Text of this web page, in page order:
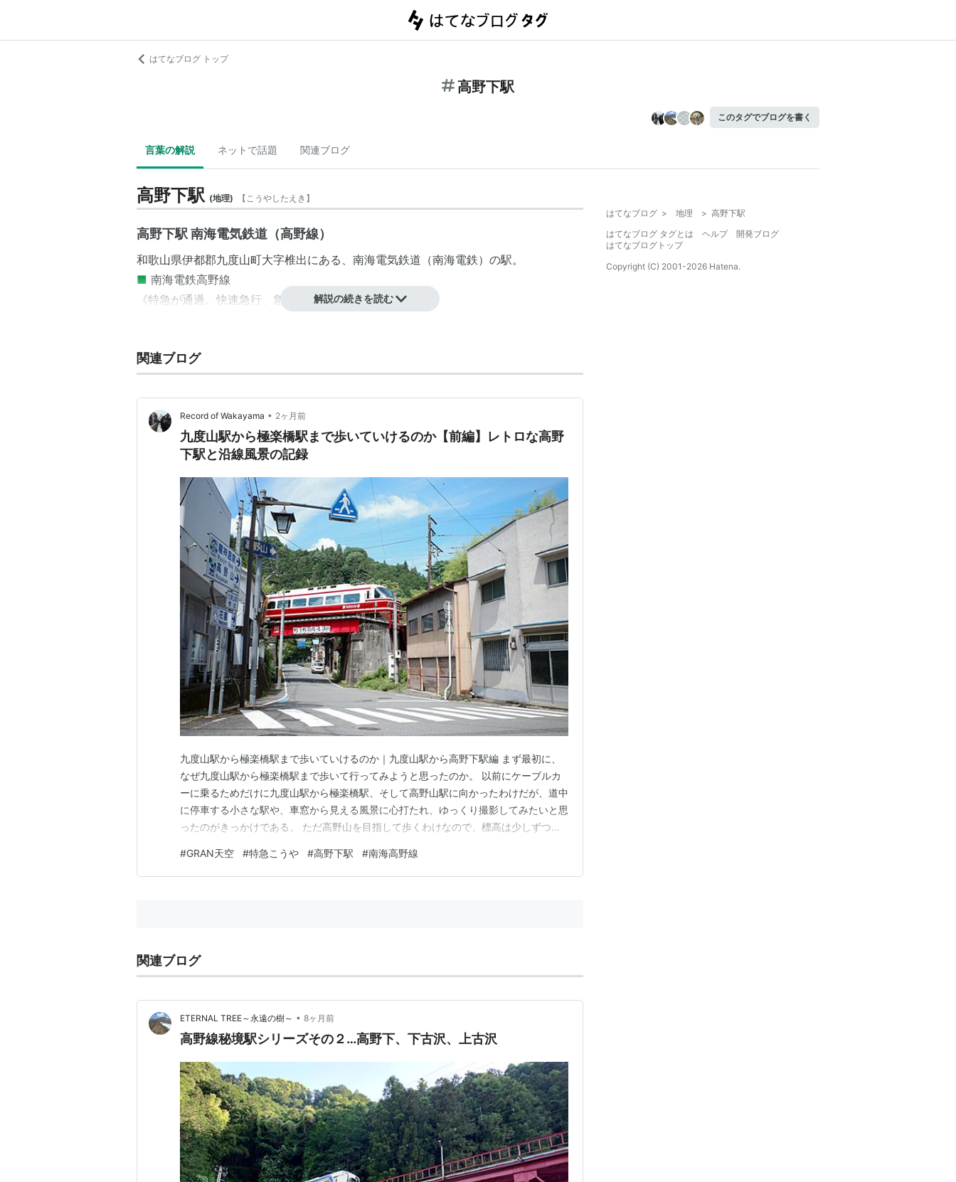
はてなブログ トップ
高野下駅
このタグでブログを書く
言葉の解説 ネットで話題 関連ブログ
高野下駅 (地理) 【こうやしたえき 】
高野下駅 南海電気鉄道（高野線）
和歌山県伊都郡九度山町大字椎出にある、 南海電気鉄道 （南海電鉄）の駅。
■ 南海電鉄高野線
《特急が通過。快速急行、急行、各駅停車が停車》
〈 難波駅
駅つきキーワードが 存在する場合は〈〉で囲んで表示
リスト：駅キーワード
リスト： 駅つきキーワード
解説の続きを読む
関連ブログ
Record of Wakayama • 2ヶ月前
九度山駅から極楽橋駅まで歩いていけるのか【前編】レトロな高野
下駅と沿線風景の記録
九度山駅から極楽橋駅まで歩いていけるのか｜九度山駅から高野下駅編 まず最初に、
なぜ九度山駅から極楽橋駅まで歩いて行ってみようと思ったのか。 以前にケーブルカ
ーに乗るためだけに九度山駅から極楽橋駅、そして高野山駅に向かったわけだが、道中
に停車する小さな駅や、車窓から見える風景に心打たれ、ゆっくり撮影してみたいと思
ったのがきっかけである。 ただ高野山を目指して歩くわけなので、標高は少しずつ高
合いいただければと思う。 九度山駅から極楽橋駅まで歩いていけるのか｜九度山駅か
ら高野下駅編 目指せ極楽橋駅 紀ノ川フルーツライン（紀…
#GRAN天空 #特急こうや #高野下駅 #南海高野線
関連ブログ
ETERNAL TREE～永遠の樹～ • 8ヶ月前
高野線秘境駅シリーズその２…高野下、下古沢、上古沢
はてなブログ > 地理 > 高野下駅
はてなブログ タグとは
ヘルプ
開発ブログ
はてなブログトップ
Copyright (C) 2001-2026 Hatena.